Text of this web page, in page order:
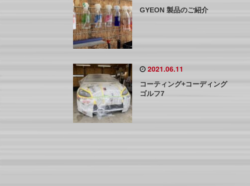
GYEON 製品のご紹介
2021.06.11
コーティング+コーディング
ゴルフ7